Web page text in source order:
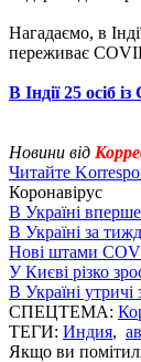
Нагадаємо, в
переживає
В Індії 25 осіб
Новини від
Читайте
Коронавірус
В Україні
В Україні за
Нові штами
У Києві різко
В Україні утричі
СПЕЦТЕМА:
ТЕГИ: Индия,
Якщо ви